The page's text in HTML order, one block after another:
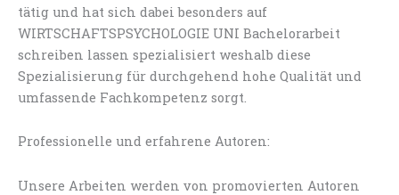
tätig und hat sich dabei besonders auf
WIRTSCHAFTSPSYCHOLOGIE UNI Bachelorarbeit
schreiben lassen spezialisiert weshalb diese
Spezialisierung für durchgehend hohe Qualität und
umfassende Fachkompetenz sorgt.
Professionelle und erfahrene Autoren:
Unsere Arbeiten werden von promovierten Autoren